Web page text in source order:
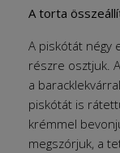
A torta
A piskótát négy
részre osztjuk.
a
piskótát is
krémmel
megszórjuk, a